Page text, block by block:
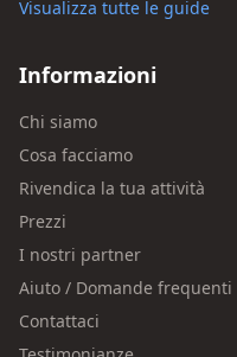
Visualizza tutte le guide
Informazioni
Chi siamo
Cosa facciamo
Rivendica la tua attività
Prezzi
I nostri partner
Aiuto / Domande frequenti
Contattaci